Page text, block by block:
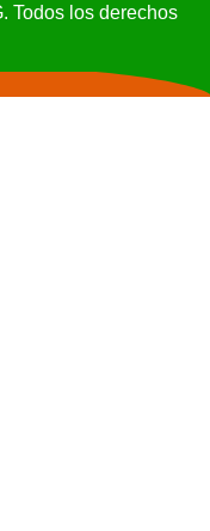
Todos los derechos